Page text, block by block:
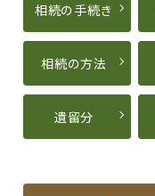
相続の手続き
相続の方法
遺留分